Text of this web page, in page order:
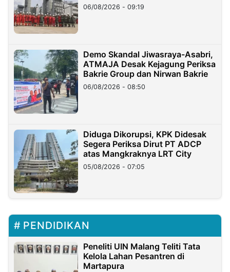
06/08/2026 - 09:19
Demo Skandal Jiwasraya-Asabri,
ATMAJA Desak Kejagung Periksa
Bakrie Group dan Nirwan Bakrie
06/08/2026 - 08:50
Diduga Dikorupsi, KPK Didesak
Segera Periksa Dirut PT ADCP
atas Mangkraknya LRT City
05/08/2026 - 07:05
PENDIDIKAN
Peneliti UIN Malang Teliti Tata
Kelola Lahan Pesantren di
Martapura